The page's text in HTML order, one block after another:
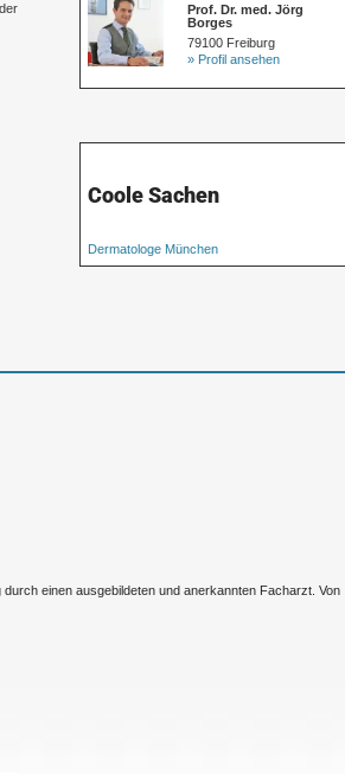
Prof. Dr. med. Jörg
Borges
79100 Freiburg
» Profil ansehen
Coole Sachen
Dermatologe München
einen ausgebildeten und anerkannten Facharzt. Von